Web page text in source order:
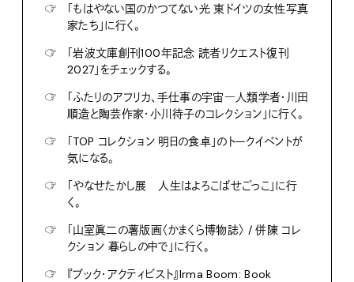
☞
「もはやない国のかつてない光 東ドイツの女性写真
家たち」に行く。
☞
「岩波文庫創刊100年記念 読者リクエスト復刊
2027」をチェックする。
☞
「ふたりのアフリカ、手仕事の宇宙―人類学者・川田
順造と陶芸作家・小川待子のコレクション」に行く。
☞
「TOP コレクション 明日の食卓」のトークイベントが
気になる。
☞
「やなせたかし展 人生はよろこばせごっこ」に行
く。
☞
「山室眞二の薯版画〈かまくら博物誌〉 / 併陳 コレ
クション 暮らしの中で」に行く。
☞
『ブック・アクティビスト』Irma Boom: Book